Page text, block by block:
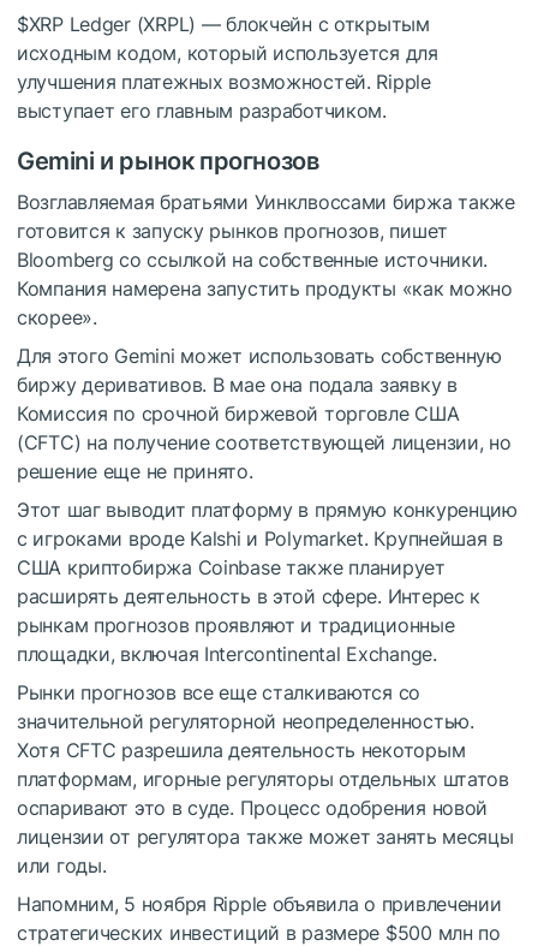
$XRPLedger (XRPL) — блокчейн с открытым
исходным кодом, который используется для
улучшения платежных возможностей. Ripple
выступает его главным разработчиком.
Gemini и рынок прогнозов
Возглавляемая братьями Уинклвоссами биржа также
готовится к запуску рынков прогнозов, пишет
Bloomberg со ссылкой на собственные источники.
Компания намерена запустить продукты «как можно
скорее».
Для этого Gemini может использовать собственную
биржу деривативов. В мае она подала заявку в
Комиссия по срочной биржевой торговле США
(CFTC) на получение соответствующей лицензии, но
решение еще не принято.
Этот шаг выводит платформу в прямую конкуренцию
с игроками вроде Kalshi и Polymarket. Крупнейшая в
США криптобиржа Coinbase также планирует
расширять деятельность в этой сфере. Интерес к
рынкам прогнозов проявляют и традиционные
площадки, включая Intercontinental Exchange.
Рынки прогнозов все еще сталкиваются со
значительной регуляторной неопределенностью.
Хотя CFTC разрешила деятельность некоторым
платформам, игорные регуляторы отдельных штатов
оспаривают это в суде. Процесс одобрения новой
лицензии от регулятора также может занять месяцы
или годы.
Напомним, 5 ноября Ripple объявила о привлечении
стратегических инвестиций в размере $500 млн по